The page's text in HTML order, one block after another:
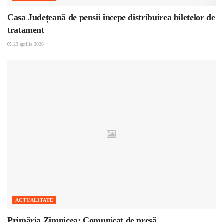
Casa Județeană de pensii începe distribuirea biletelor de
tratament
23 aprilie 2026
ACTUALITATE
Primăria Zimnicea: Comunicat de presă